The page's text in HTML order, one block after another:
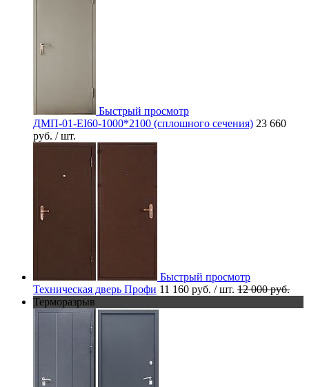
Быстрый просмотр
ДМП-01-EI60-1000*2100 (сплошного сечения) 23 660
руб. / шт.
Быстрый просмотр
Техническая дверь Профи 11 160 руб. / шт. 12 000 руб.
Терморазрыв